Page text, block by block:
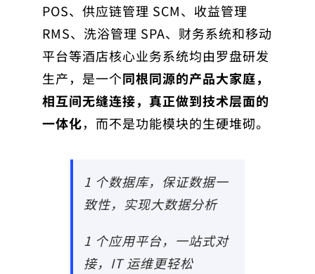
POS、供应链管理 SCM、收益管理
RMS、洗浴管理 SPA、财务系统和移动
平台等酒店核心业务系统均由罗盘研发
生产，是一个同根同源的产品大家庭，
相互间无缝连接，真正做到技术层面的
一体化，而不是功能模块的生硬堆砌。
1 个数据库，保证数据一
致性，实现大数据分析
1 个应用平台，一站式对
接，IT 运维更轻松